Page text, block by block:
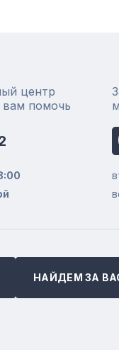
центр
вам помочь
НАЙДЕМ ЗА